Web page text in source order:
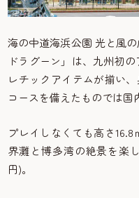
海の中道海浜公園 光と風
ドラグーン」は、九州初
レチックアイテムが揃い
コースを備えたものでは国
プレイしなくても高さ
界灘と博多湾の絶景を楽
円)。